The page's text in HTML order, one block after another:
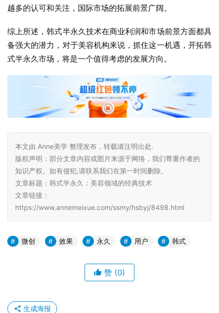
越多的认可和关注，国际市场的拓展前景广阔。
综上所述，韩式半永久技术在商业利润和市场前景方面都具
备强大的潜力，对于美容机构来说，抓住这一机遇，开拓韩
式半永久市场，将是一个值得考虑的发展方向。
本文由 Anne美学 整理发布，转载请注明出处.
版权声明：部分文章内容或图片来源于网络，我们尊重作者的
知识产权。如有侵犯,请联系我们在第一时间删除。
文章标题：韩式半永久：美容领域的经典技术
文章链接：
https://www.annemeixue.com/ssmy/hsbyj/8498.html
微创 效果 永久 用户 韩式
赞 (0)
生成海报